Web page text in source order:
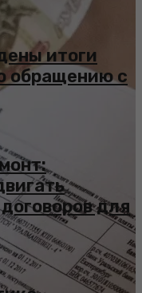
итоги
обращению с
для